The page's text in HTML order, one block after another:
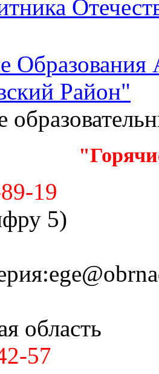
Район"
19
5)
область
57